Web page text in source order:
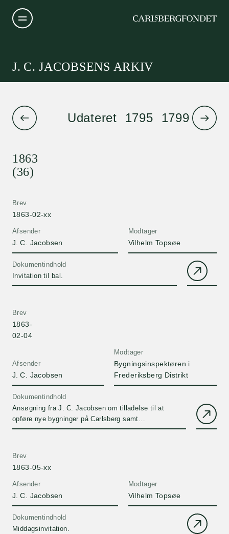
J. C. JACOBSENS ARKIV
Udateret 1795 1799 1801
1863
(36)
Afsender
J. C. Jacobsen
Brev
1863-02-xx
Modtager
Vilhelm Topsøe
Dokumentindhold
Invitation til bal.
Afsender
J. C. Jacobsen
Brev
1863-
02-04
Modtager
Bygningsinspektøren i
Frederiksberg Distrikt
Dokumentindhold
Ansøgning fra J. C. Jacobsen om tilladelse til at
opføre nye bygninger på Carlsberg samt
bygningsinspektoratets positive svar
Afsender
J. C. Jacobsen
Brev
1863-05-xx
Modtager
Vilhelm Topsøe
Dokumentindhold
Middagsinvitation.